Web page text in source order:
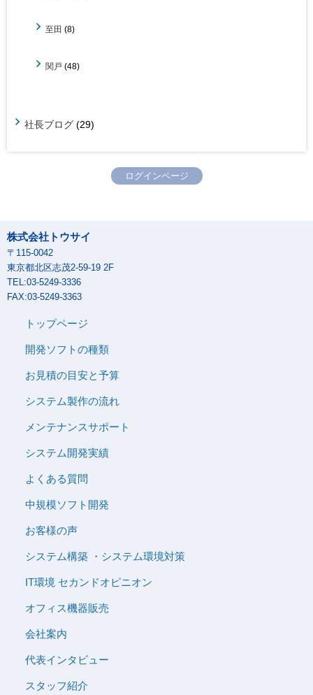
至田 (8)
関戸 (48)
社長ブログ (29)
ログインページ
株式会社トウサイ
〒115-0042
東京都北区志茂2-59-19 2F
TEL:03-5249-3336
FAX:03-5249-3363
トップページ
開発ソフトの種類
お見積の目安と予算
システム製作の流れ
メンテナンスサポート
システム開発実績
よくある質問
中規模ソフト開発
お客様の声
システム構築 ・システム環境対策
IT環境 セカンドオピニオン
オフィス機器販売
会社案内
代表インタビュー
スタッフ紹介